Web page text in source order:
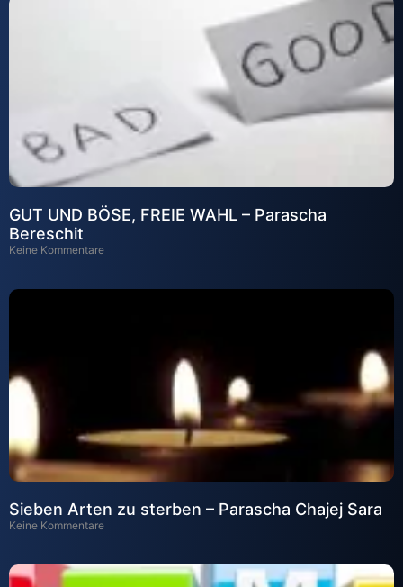
GUT UND BÖSE, FREIE WAHL – Parascha
Bereschit
Keine Kommentare
Sieben Arten zu sterben – Parascha Chajej Sara
Keine Kommentare